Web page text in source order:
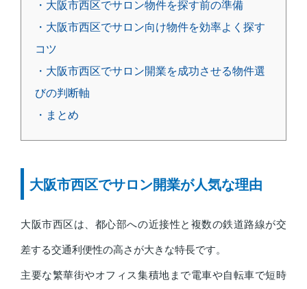
・大阪市西区でサロン物件を探す前の準備
・大阪市西区でサロン向け物件を効率よく探す
コツ
・大阪市西区でサロン開業を成功させる物件選
びの判断軸
・まとめ
大阪市西区でサロン開業が人気な理由
大阪市西区は、都心部への近接性と複数の鉄道路線が交
差する交通利便性の高さが大きな特長です。
主要な繁華街やオフィス集積地まで電車や自転車で短時